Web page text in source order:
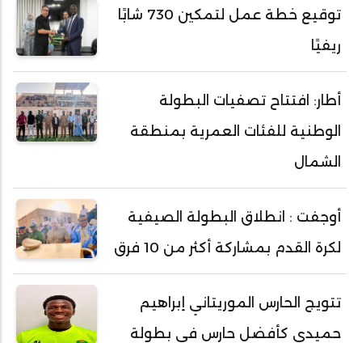
توقيع خطة عمل لتمكين 730 شابًا
ريفيًا
أطار: افتتاح تصفيات البطولة
الوطنية للفئات العمرية بمنطقة
الشمال
أوجفت : انطلاق البطولة الصيفية
لكرة القدم بمشاركة أكثر من 10 فرق
تتويج الحارس الموريتاني إبراهيم
حميدي كأفضل حارس في بطولة